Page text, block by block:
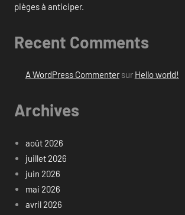
pièges à anticiper.
Recent Comments
A WordPress Commentersur Hello world!
Archives
août 2026
juillet 2026
juin 2026
mai 2026
avril 2026